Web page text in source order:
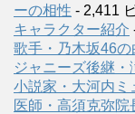
ーの相性 - 2,411
キャラクター紹介
歌手・乃木坂46
ジャニーズ後継・
小説家・大河内ミ
医師・高須克弥院